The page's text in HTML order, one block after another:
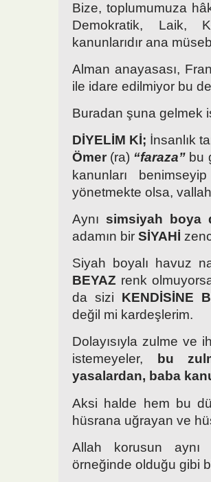
Bize, toplumumuza
Demokratik, Laik,
kanunlarıdır ana
Alman anayasası,
ile idare edilmiyor bu
Buradan şuna gelmek
DİYELİM Kİ; İnsanlık
Ömer (ra) “faraza” bu
kanunları
yönetmekte olsa,
Aynı simsiyah boya
adamın bir SİYAHİ
Siyah boyalı havuz
BEYAZ renk
da sizi KENDİSİNE
değil mi kardeşlerim.
Dolayısıyla zulme ve
istemeyeler,
bu
yasalardan, baba
Aksi halde hem bu
hüsrana uğrayan ve
Allah korusun
örneğinde olduğu gibi